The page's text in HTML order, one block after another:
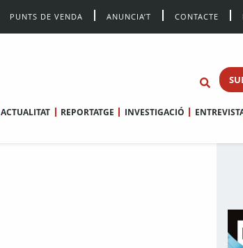
PUNTS DE VENDA ANUNCIA’T CONTACTE
ACTUALITAT REPORTATGE INVESTIGACIÓ